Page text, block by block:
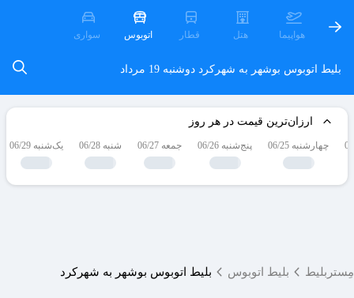
هواپیما هتل قطار اتوبوس سواری
بلیط اتوبوس بوشهر به شهرکرد دوشنبه 19 مرداد
ارزان‌ترین قیمت در هر روز
چهارشنبه 06/25 پنج‌شنبه 06/26 جمعه 06/27 شنبه 06/28 یک‌شنبه 06/29
مِستربلیط بلیط اتوبوس بلیط اتوبوس بوشهر به شهرکرد